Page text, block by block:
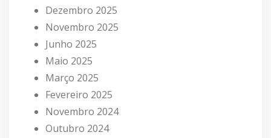
Dezembro 2025
Novembro 2025
Junho 2025
Maio 2025
Março 2025
Fevereiro 2025
Novembro 2024
Outubro 2024